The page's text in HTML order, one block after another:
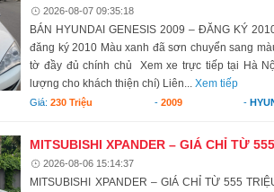
2026-08-07 09:35:18
BÁN HYUNDAI GENESIS 2009 – ĐĂNG KÝ
đăng ký 2010 Màu xanh đã sơn chuyển sang
tờ đầy đủ chính chủ Xem xe trực tiếp tại Hà
lượng cho khách thiện chí) Liên...Xem tiếp
Giá:230 Triệu - 2009 -
MITSUBISHI XPANDER – GIÁ CHỈ TỪ
2026-08-06 15:14:37
MITSUBISHI XPANDER – GIÁ CHỈ TỪ 555